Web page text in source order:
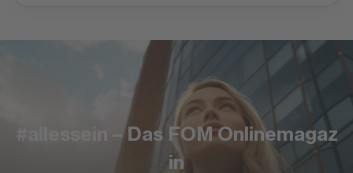
#allessein – Das FOM Onlinemagaz
in